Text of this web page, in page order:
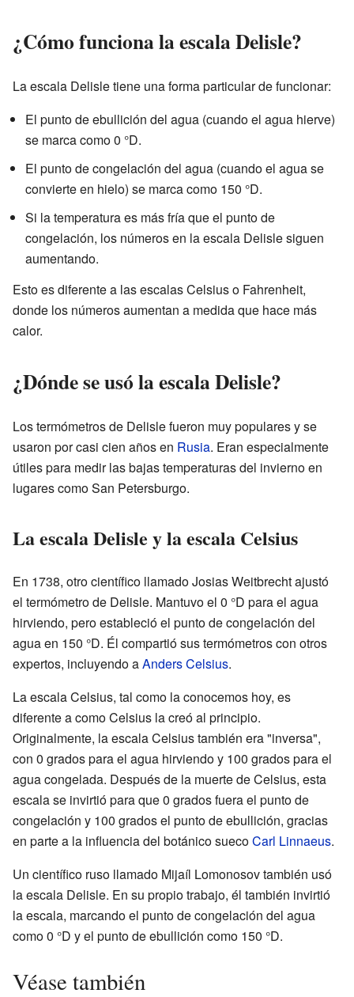
¿Cómo funciona la escala Delisle?
La escala Delisle tiene una forma particular de funcionar:
El punto de ebullición del agua (cuando el agua hierve)
se marca como 0 °D.
El punto de congelación del agua (cuando el agua se
convierte en hielo) se marca como 150 °D.
Si la temperatura es más fría que el punto de
congelación, los números en la escala Delisle siguen
aumentando.
Esto es diferente a las escalas Celsius o Fahrenheit,
donde los números aumentan a medida que hace más
calor.
¿Dónde se usó la escala Delisle?
Los termómetros de Delisle fueron muy populares y se
usaron por casi cien años en Rusia. Eran especialmente
útiles para medir las bajas temperaturas del invierno en
lugares como San Petersburgo.
La escala Delisle y la escala Celsius
En 1738, otro científico llamado Josias Weitbrecht ajustó
el termómetro de Delisle. Mantuvo el 0 °D para el agua
hirviendo, pero estableció el punto de congelación del
agua en 150 °D. Él compartió sus termómetros con otros
expertos, incluyendo aAnders Celsius.
La escala Celsius, tal como la conocemos hoy, es
diferente a como Celsius la creó al principio.
Originalmente, la escala Celsius también era "inversa",
con 0 grados para el agua hirviendo y 100 grados para el
agua congelada. Después de la muerte de Celsius, esta
escala se invirtió para que 0 grados fuera el punto de
congelación y 100 grados el punto de ebullición, gracias
en parte a la influencia del botánico suecoCarl Linnaeus.
Un científico ruso llamado Mijaíl Lomonosov también usó
la escala Delisle. En su propio trabajo, él también invirtió
la escala, marcando el punto de congelación del agua
como 0 °D y el punto de ebullición como 150 °D.
Véase también